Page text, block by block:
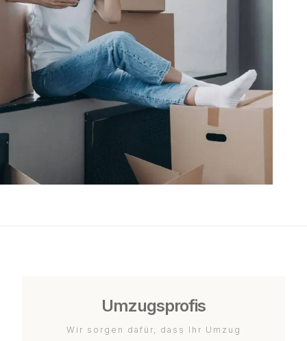
Umzugsprofis
Wir sorgen dafür, dass Ihr Umzug